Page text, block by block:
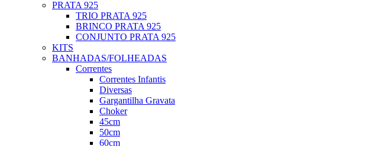
PRATA 925
TRIO PRATA 925
BRINCO PRATA 925
CONJUNTO PRATA 925
KITS
BANHADAS/FOLHEADAS
Correntes
Correntes Infantis
Diversas
Gargantilha Gravata
Choker
45cm
50cm
60cm